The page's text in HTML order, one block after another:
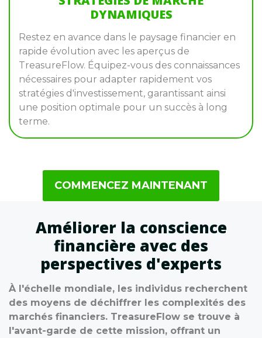
DYNAMIQUES
Restez en avance dans le paysage financier en
rapide évolution avec les aperçus de
TreasureFlow. Équipez-vous des connaissances
nécessaires pour adapter rapidement vos
stratégies d'investissement, garantissant ainsi
une position optimale pour un succès à long
terme.
COMMENCEZ MAINTENANT
Améliorer la conscience
financière avec des
perspectives d'experts
À l'échelle mondiale, les individus recherchent
des moyens de déchiffrer les complexités des
marchés financiers. TreasureFlow se trouve à
l'avant-garde de cette mission, offrant un